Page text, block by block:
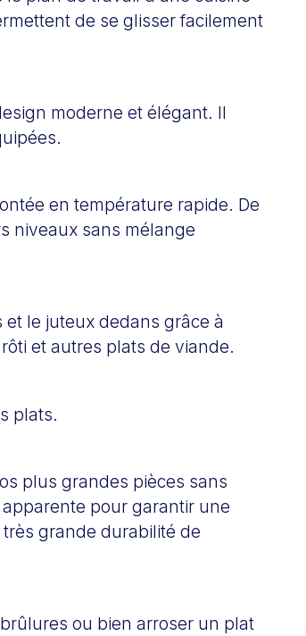
de se glisser facilement
moderne et élégant. Il
en température rapide. De
niveaux sans mélange
le juteux dedans grâce à
et autres plats de viande.
plats.
plus grandes pièces sans
pour garantir une
grande durabilité de
ou bien arroser un plat